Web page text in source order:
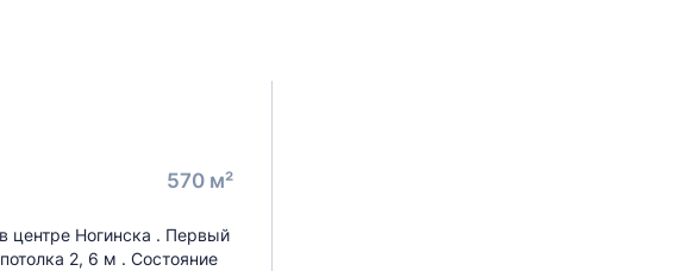
570 м²
центре Ногинска . Первый
2, 6 м . Состояние